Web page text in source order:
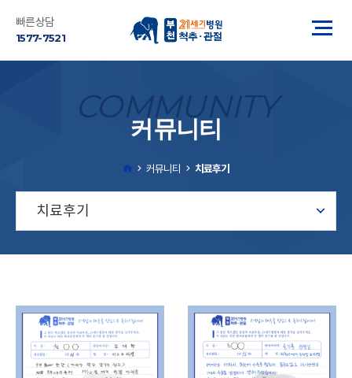
빠른상담
1577-7521
COMMUNITY
커뮤니티
커뮤니티 치료후기
치료후기